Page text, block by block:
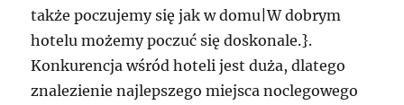
także poczujemy się jak w domu|W dobrym
hotelu możemy poczuć się doskonale.}.
Konkurencja wśród hoteli jest duża, dlatego
znalezienie najlepszego miejsca noclegowego